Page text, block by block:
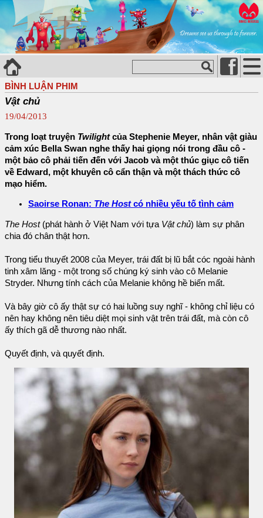
BÌNH LUẬN PHIM
Vật chủ
19/04/2013
Trong loạt truyện Twilightcủa Stephenie Meyer, nhân vật giàu
cảm xúc Bella Swan nghe thấy hai giọng nói trong đầu cô -
một bảo cô phải tiến đến với Jacob và một thúc giục cô tiến
về Edward, một khuyên cô cẩn thận và một thách thức cô
mạo hiểm.
Saoirse Ronan: The Hostcó nhiều yếu tố tình cảm
The Host(phát hành ở Việt Nam với tựa Vật chủ) làm sự phân
chia đó chân thật hơn.
Trong tiểu thuyết 2008 của Meyer, trái đất bị lũ bắt cóc ngoài hành
tinh xâm lăng - một trong số chúng ký sinh vào cô Melanie
Stryder. Nhưng tính cách của Melanie không hề biến mất.
Và bây giờ cô ấy thật sự có hai luồng suy nghĩ - không chỉ liệu có
nên hay không nên tiêu diệt mọi sinh vật trên trái đất, mà còn cô
ấy thích gã dễ thương nào nhất.
Quyết định, và quyết định.